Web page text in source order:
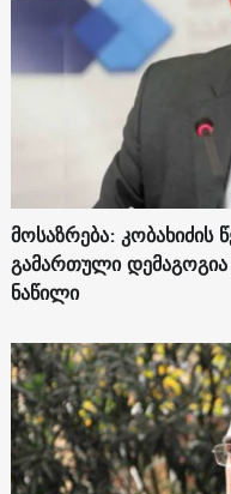
მოსაზრება:
გამართული დემაგოგია
ნაწილი